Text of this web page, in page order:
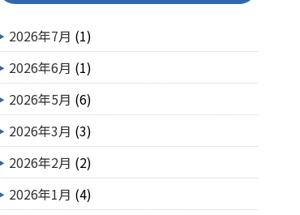
2026年7月 (1)
2026年6月 (1)
2026年5月 (6)
2026年3月 (3)
2026年2月 (2)
2026年1月 (4)